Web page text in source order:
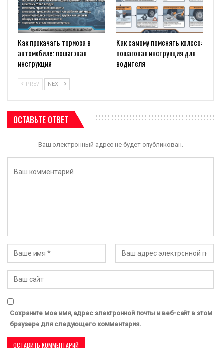
Как прокачать тормоза в
автомобиле: пошаговая
инструкция
Как самому поменять колесо:
пошаговая инструкция для
водителя
PREV NEXT
ОСТАВЬТЕ ОТВЕТ
Ваш электронный адрес не будет опубликован.
Сохраните мое имя, адрес электронной почты и веб-сайт в этом
браузере для следующего комментария.